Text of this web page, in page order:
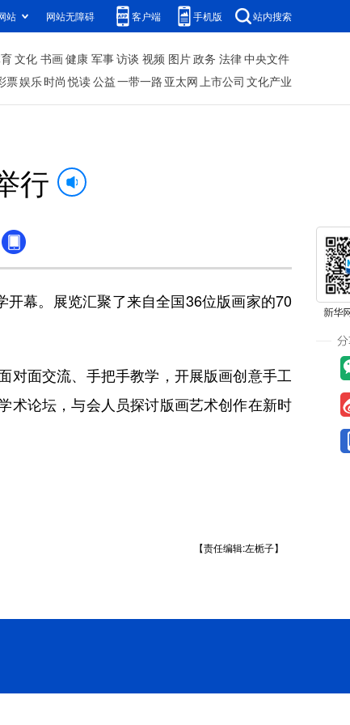
站 网站无障碍 客户端 手机版 站内搜索
文化 书画健康 军事访谈 视频 图片政务 法律中央文件
票娱乐时尚 悦读公益一带一路 亚太网上市公司 文化产业
行
幕。展览汇聚了来自全国36位版画家的70
面交流、手把手教学，开展版画创意手工
术论坛，与会人员探讨版画艺术创作在新时
【责任编辑:左栀子】